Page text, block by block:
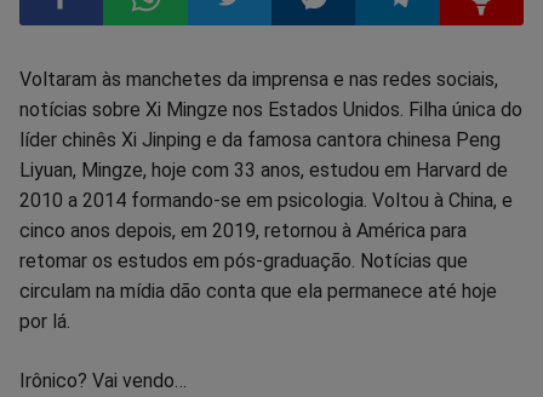
Compartilhar
no
Facebook
Compartilhar
no
Whatsapp
Compartilhar
no
Twitter
Compartilhar
no
Messenger
Compartilhar
no
Telegram
no
Gettr
Voltaram às manchetes da imprensa e nas redes sociais,
notícias sobre Xi Mingze nos Estados Unidos. Filha única do
líder chinês Xi Jinping e da famosa cantora chinesa Peng
Liyuan, Mingze, hoje com 33 anos, estudou em Harvard de
2010 a 2014 formando-se em psicologia. Voltou à China, e
cinco anos depois, em 2019, retornou à América para
retomar os estudos em pós-graduação. Notícias que
circulam na mídia dão conta que ela permanece até hoje
por lá.
Irônico? Vai vendo…